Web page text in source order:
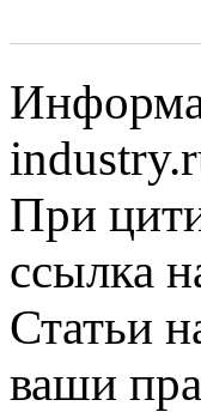
При
ссылка
Статьи
ваши